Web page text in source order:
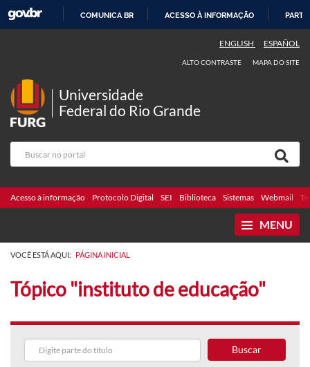
COMUNICA BR ACESSO À INFORMAÇÃO
ENGLISH ESPAÑOL
ALTO CONTRASTE MAPA DO SITE
Universidade
Federal do Rio Grande
Acesso à informação Protocolo Digital SEI Biblioteca Sistemas Webmail
MENU
VOCÊ ESTÁ AQUI: PÁGINA INICIAL
Tópico "instituto de educação"
Buscar